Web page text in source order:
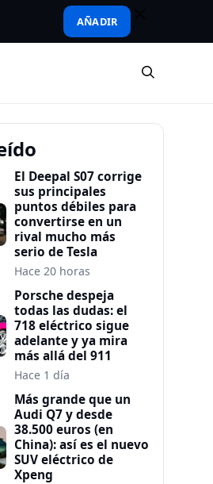
AÑADIR
El Deepal S07 corrige
sus principales
puntos débiles para
convertirse en un
rival mucho más
serio de Tesla
Hace 20 horas
Porsche despeja
todas las dudas: el
718 eléctrico sigue
adelante y ya mira
más allá del 911
Hace 1 día
Más grande que un
Audi Q7 y desde
38.500 euros (en
China): así es el nuevo
SUV eléctrico de
Xpeng